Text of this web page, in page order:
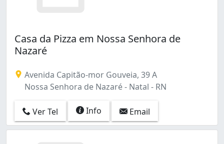
Casa da Pizza em Nossa Senhora de
Nazaré
Avenida Capitão-mor Gouveia, 39 A
Nossa Senhora de Nazaré - Natal - RN
Ver Tel Info Email